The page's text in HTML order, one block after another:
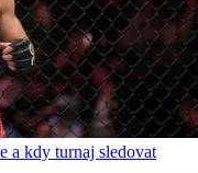
a kdy turnaj sledovat